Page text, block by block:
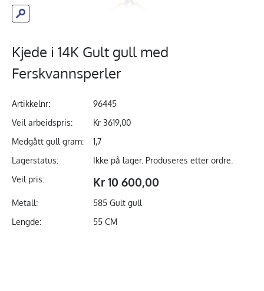
Kjede i 14K Gult gull med
Ferskvannsperler
Artikkelnr:
96445
Veil arbeidspris:
Kr 3619,00
Medgått gull gram:
1,7
Lagerstatus:
Ikke på lager. Produseres etter ordre.
Veil pris:
Kr 10 600,00
Metall:
585 Gult gull
Lengde:
55 CM